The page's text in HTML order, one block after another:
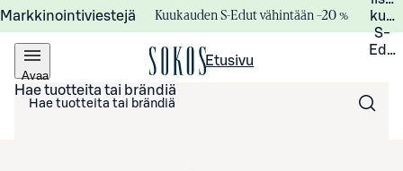
Markkinointiviestejä Kuukauden S-Edut vähintään –20 %
S-
Avaa
valikko
Etusivu
Hae tuotteita tai brändiä